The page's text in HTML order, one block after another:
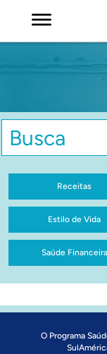
Receitas
Estilo de Vida
Saúde Financeira
O Programa